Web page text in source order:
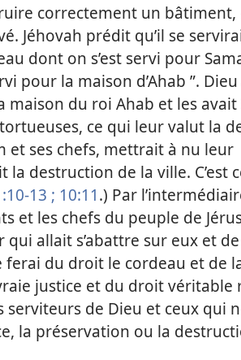
correctement un bâtiment,
Jéhovah prédit qu’il se
dont on s’est servi pour
pour la maison d’Ahab ”.
maison du roi Ahab et les
ce qui leur valut la
et ses chefs, mettrait à nu leur
destruction de la ville. C’est
13 ; 10:11.) Par
et les chefs du peuple de
allait s’abattre sur eux et
ferai du droit le cordeau et de
justice et du droit véritable
de Dieu et ceux qui
la préservation ou la